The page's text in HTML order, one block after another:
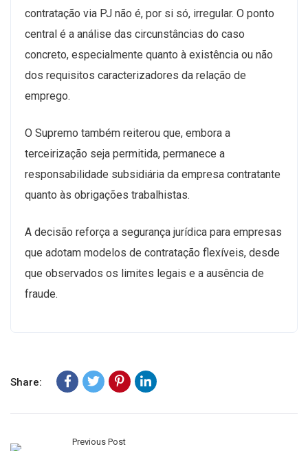
contratação via PJ não é, por si só, irregular. O ponto
central é a análise das circunstâncias do caso
concreto, especialmente quanto à existência ou não
dos requisitos caracterizadores da relação de
emprego.
O Supremo também reiterou que, embora a
terceirização seja permitida, permanece a
responsabilidade subsidiária da empresa contratante
quanto às obrigações trabalhistas.
A decisão reforça a segurança jurídica para empresas
que adotam modelos de contratação flexíveis, desde
que observados os limites legais e a ausência de
fraude.
Share:
Previous Post